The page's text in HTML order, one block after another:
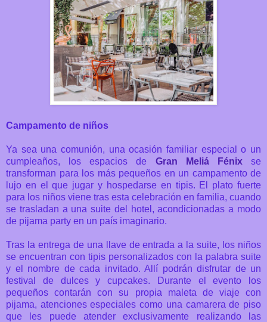
Campamento de niños
Ya sea una comunión, una ocasión familiar especial o un
cumpleaños, los espacios de Gran Meliá Fénix
se
transforman para los más pequeños en un campamento de
lujo en el que jugar y hospedarse en tipis. El plato fuerte
para los niños viene tras esta celebración en familia, cuando
se trasladan a una suite del hotel, acondicionadas a modo
de pijama party en un país imaginario.
Tras la entrega de una llave de entrada a la suite, los niños
se encuentran con tipis personalizados con la palabra suite
y el nombre de cada invitado. Allí podrán disfrutar de un
festival de dulces y cupcakes. Durante el evento los
pequeños contarán con su propia maleta de viaje con
pijama, atenciones especiales como una camarera de piso
que les puede atender exclusivamente realizando las